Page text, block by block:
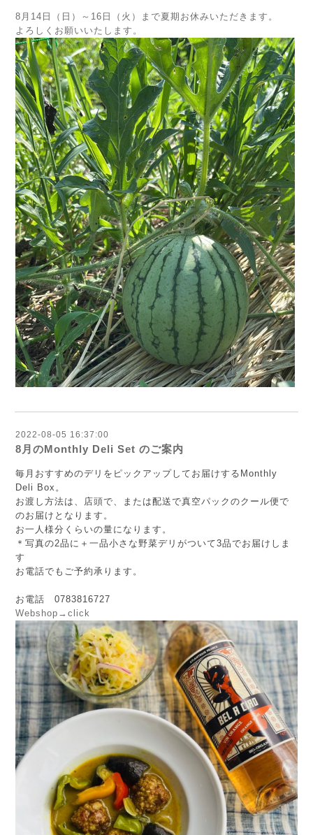
8月14日（日）～16日（火）まで夏期お休みいただきます。
よろしくお願いいたします。
2022-08-05 16:37:00
8月のMonthly Deli Set のご案内
毎月おすすめのデリをピックアップしてお届けするMonthly
Deli Box。
お渡し方法は、店頭で、または配送で真空パックのクール便で
のお届けとなります。
お一人様分くらいの量になります。
＊写真の2品に＋一品小さな野菜デリがついて3品でお届けしま
す
お電話でもご予約承ります。
お電話 0783816727
Webshop→ click